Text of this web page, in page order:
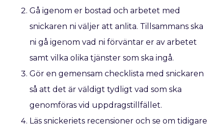
Gå igenom er bostad och arbetet med
snickaren ni väljer att anlita. Tillsammans ska
ni gå igenom vad ni förväntar er av arbetet
samt vilka olika tjänster som ska ingå.
Gör en gemensam checklista med snickaren
så att det är väldigt tydligt vad som ska
genomföras vid uppdragstillfället.
Läs snickeriets recensioner och se om tidigare